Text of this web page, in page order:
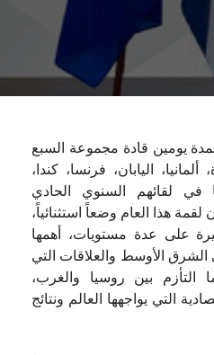
يوم الأحد2015/6/7 ولمدة يومين قادة مجموعة السبع
اليابان، فرنسا، كندا،
في لقائهم السنوي الحادي
لقمة هذا العام وضعاً استثنائياً،
على عدة مستويات، أهمها
الشرق الأوسط والعلاقات التي
التأزم بين روسيا والغرب،
التي يواجهها العالم ونتائج